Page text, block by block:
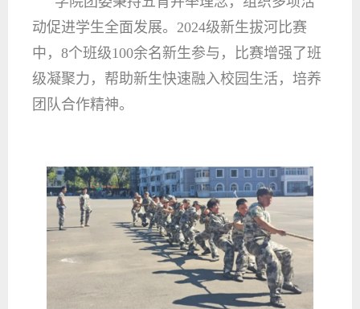
动促进学生全面发展。2024级新生拔河比赛
中，8个班级100余名新生参与，比赛增强了班
级凝聚力，帮助新生快速融入校园生活，培养
团队合作精神。